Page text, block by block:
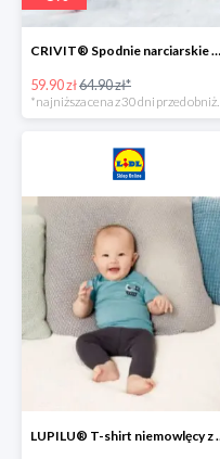
CRIVIT® Spodnie narciarskie dziewczęce
59.90 zł64.90 zł*
LUPILU® T-